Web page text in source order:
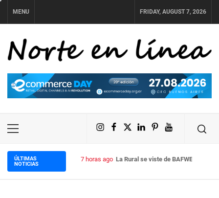
Skip
to
content
MENU FRIDAY, AUGUST 7, 2026
NORTE EN LÍNEA
Primary
Instagram
Facebook
X LinkedIn
PinterestYouTube
ÚLTIMAS
NOTICIAS
7 horas ago La Rural se viste de BAFWEEK: